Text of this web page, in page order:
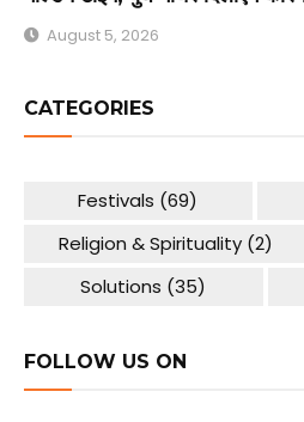
August 5, 2026
CATEGORIES
Festivals (69)
Religion & Spirituality(2)
Solutions (35)
FOLLOW US ON